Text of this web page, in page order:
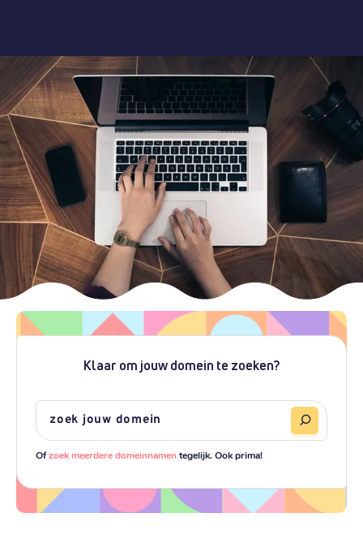
Klaar om jouw domein te zoeken?
Ofzoek meerdere domeinnamentegelijk. Ook prima!